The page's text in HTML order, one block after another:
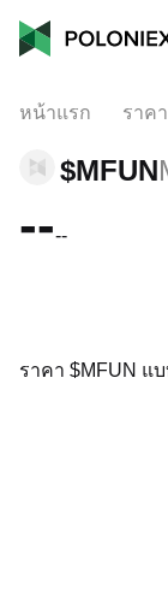
หน้าแรก ราคา
$MFUN
----
ราคา $MFUN แ